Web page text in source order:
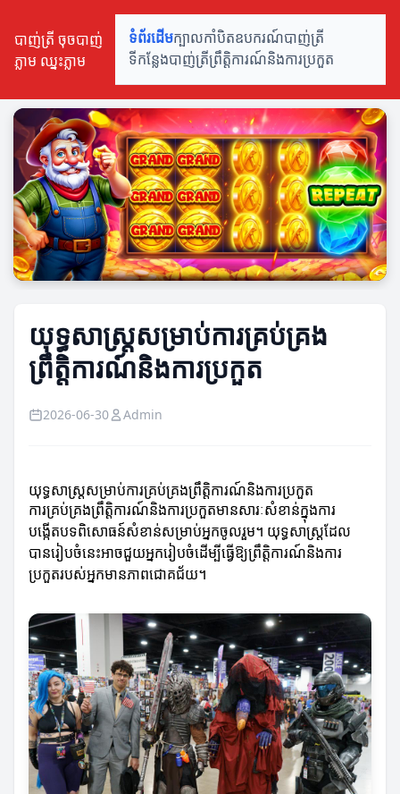
បាញ់ត្រី ចុចបាញ់
ភ្លាម ឈ្នះភ្លាម
ទំព័រដើមក្បាលកាំបិតឧបករណ៍បាញ់ត្រី
ទីកន្លែងបាញ់ត្រីព្រឹត្តិការណ៍និងការប្រកួត
យុទ្ធសាស្ត្រ​សម្រាប់ការគ្រប់គ្រង
ព្រឹត្តិការណ៍និងការប្រកួត
2026-06-30 Admin
យុទ្ធសាស្ត្រ​សម្រាប់ការគ្រប់គ្រងព្រឹត្តិការណ៍និងការប្រកួត
ការគ្រប់គ្រងព្រឹត្តិការណ៍និងការប្រកួតមានសារៈសំខាន់ក្នុងការ
បង្កើតបទពិសោធន៍សំខាន់សម្រាប់អ្នកចូលរួម។ យុទ្ធសាស្ត្រដែល
បានរៀបចំនេះអាចជួយអ្នករៀបចំដើម្បីធ្វើឱ្យព្រឹត្តិការណ៍និងការ
ប្រកួតរបស់អ្នកមានភាពជោគជ័យ។